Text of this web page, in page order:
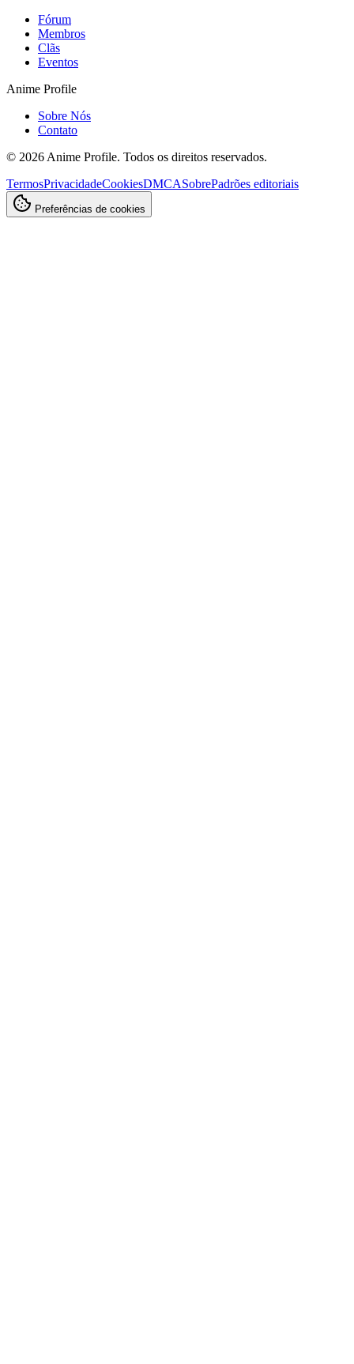
Fórum
Membros
Clãs
Eventos
Anime Profile
Sobre Nós
Contato
© 2026 Anime Profile. Todos os direitos reservados.
TermosPrivacidadeCookiesDMCASobrePadrões editoriais
Preferências de cookies